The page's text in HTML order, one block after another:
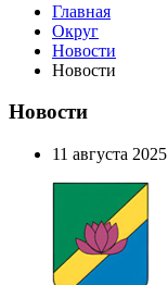
Главная
Округ
Новости
Новости
Новости
11 августа 2025